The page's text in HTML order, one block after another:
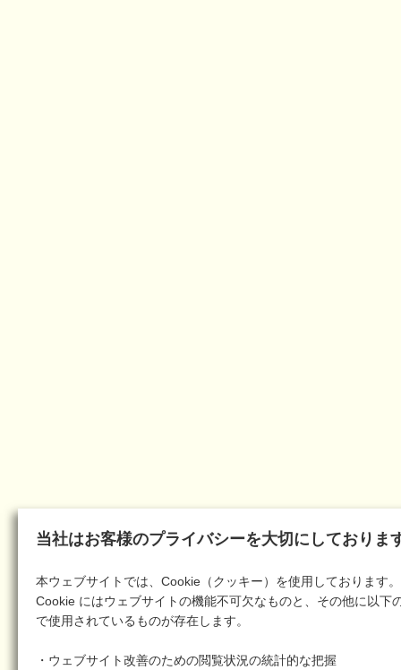
当社はお客様のプライバシーを大切にしておりま
本ウェブサイトでは、Cookie（クッキー）を使用しております。
Cookie にはウェブサイトの機能不可欠なものと、その他に以下
で使用されているものが存在します。
・ウェブサイト改善のための閲覧状況の統計的な把握